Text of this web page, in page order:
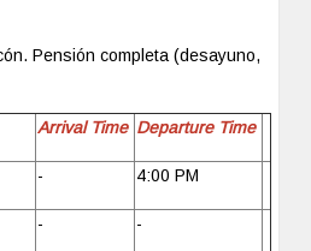
Pensión completa (desayuno,
Arrival Time Departure Time
- 4:00 PM
- -